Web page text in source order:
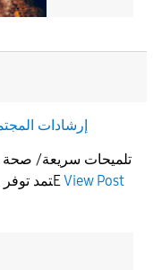
إرشادات
تلميحات سريعة/ صحة
تمد توفر بعض خدمات وميزات التطبيق على البلدEView Post